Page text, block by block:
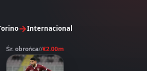
→Internacional
Śr. obrońca//€2.00m